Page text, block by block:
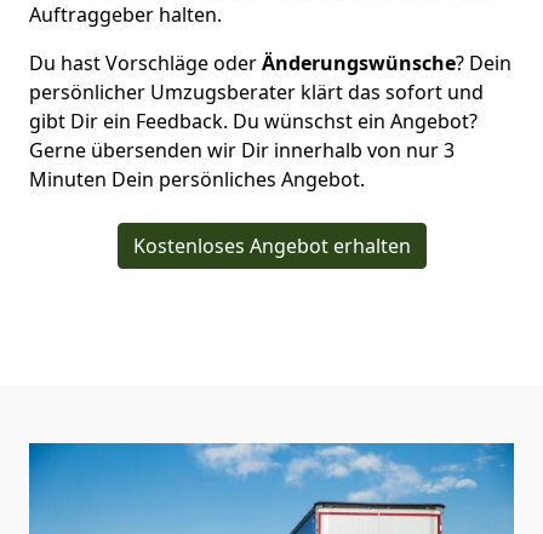
Auftraggeber halten.
Du hast Vorschläge oderÄnderungswünsche? Dein
persönlicher Umzugsberater klärt das sofort und
gibt Dir ein Feedback. Du wünschst ein Angebot?
Gerne übersenden wir Dir innerhalb von nur3
Minuten Dein persönliches Angebot.
Kostenloses Angebot erhalten